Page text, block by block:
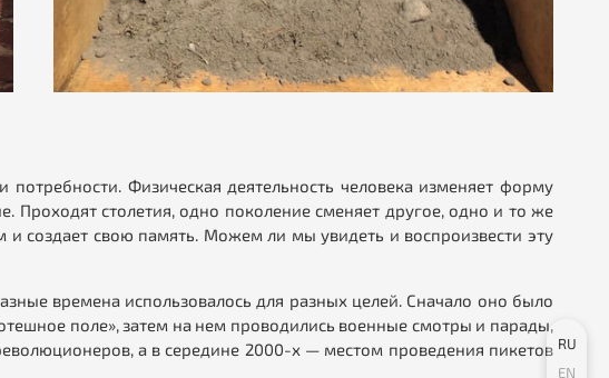
потребности. Физическая деятельность человека изменяет форму
Проходят столетия, одно поколение сменяет другое, одно и то же
и создает свою память. Можем ли мы увидеть и воспроизвести эту
времена использовалось для разных целей. Сначало оно было
поле», затем на нем проводились военные смотры и парады,
а в середине 2000-х — местом проведения пикетов RU
EN